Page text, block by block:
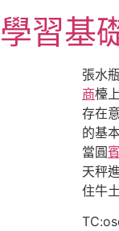
至
主
學習基
張水
商檯
存在
的基
當圓
天秤
住牛